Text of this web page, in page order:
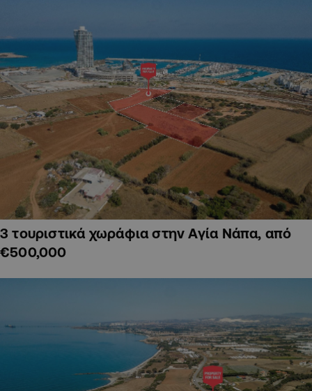
3 τουριστικά χωράφια στην Αγία Νάπα, από
€500,000